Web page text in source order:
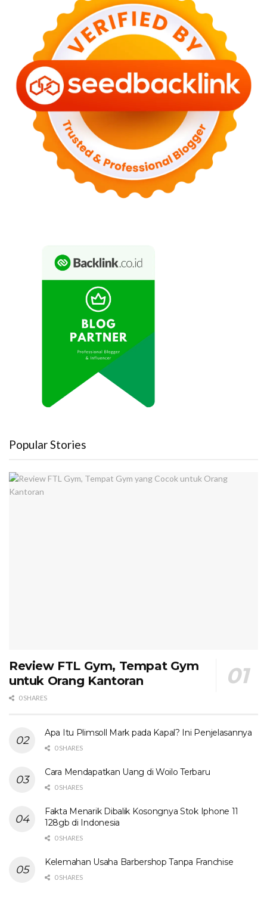
Popular Stories
Review FTL Gym, Tempat Gym
untuk Orang Kantoran
0 SHARES
Apa Itu Plimsoll Mark pada Kapal? Ini Penjelasannya
0 SHARES
Cara Mendapatkan Uang di Woilo Terbaru
0 SHARES
Fakta Menarik Dibalik Kosongnya Stok Iphone 11
128gb di Indonesia
0 SHARES
Kelemahan Usaha Barbershop Tanpa Franchise
0 SHARES